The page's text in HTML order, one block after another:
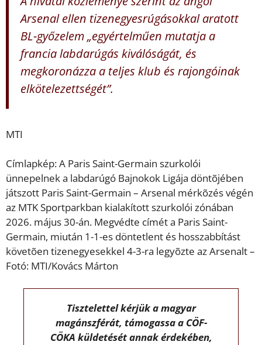
Arsenal ellen tizenegyesrúgásokkal aratott
BL-győzelem „egyértelműen mutatja a
francia labdarúgás kiválóságát, és
megkoronázza a teljes klub és rajongóinak
elkötelezettségét”.
MTI
Címlapkép: A Paris Saint-Germain szurkolói
ünnepelnek a labdarúgó Bajnokok Ligája döntõjében
játszott Paris Saint-Germain – Arsenal mérkõzés végén
az MTK Sportparkban kialakított szurkolói zónában
2026. május 30-án. Megvédte címét a Paris Saint-
Germain, miután 1-1-es döntetlent és hosszabbítást
követõen tizenegyesekkel 4-3-ra legyõzte az Arsenalt –
Fotó: MTI/Kovács Márton
Tisztelettel kérjük a magyar
magánszférát, támogassa a CÖF-
CÖKA küldetését annak érdekében,